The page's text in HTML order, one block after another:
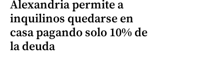
Alexandria permite a
inquilinos quedarse en
casa pagando solo 10% de
la deuda